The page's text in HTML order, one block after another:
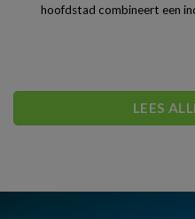
hoofdstad combineert een
LEES